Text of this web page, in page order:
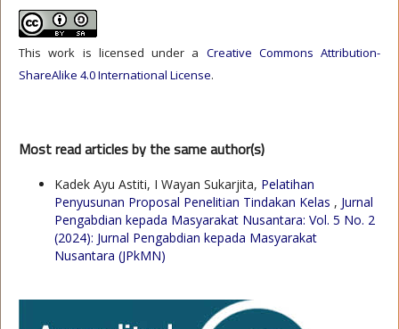
This work is licensed under a Creative Commons Attribution-
ShareAlike 4.0 International License.
Most read articles by the same author(s)
Kadek Ayu Astiti, I Wayan Sukarjita, Pelatihan
Penyusunan Proposal Penelitian Tindakan Kelas , Jurnal
Pengabdian kepada Masyarakat Nusantara: Vol. 5 No. 2
(2024): Jurnal Pengabdian kepada Masyarakat
Nusantara (JPkMN)